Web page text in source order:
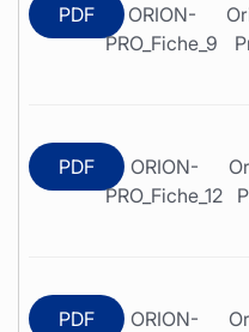
PDF
ORION-
PRO_Fiche_9
PDF
ORION-
PRO_Fiche_12
PDF
ORION-